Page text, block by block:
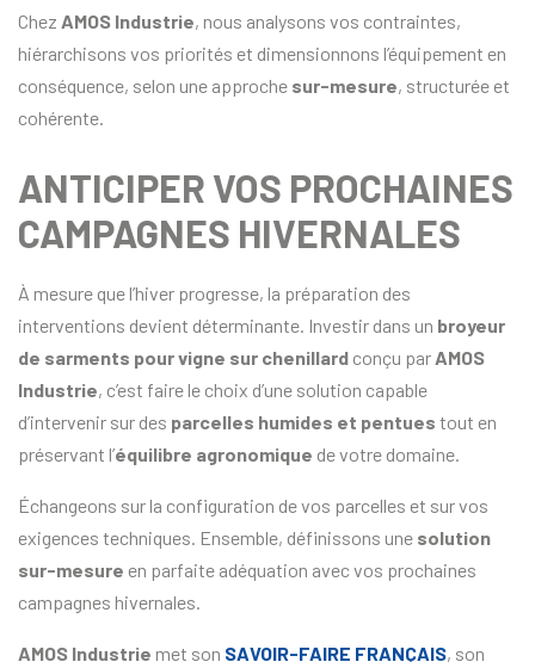
Chez AMOS Industrie, nous analysons vos contraintes,
hiérarchisons vos priorités et dimensionnons l’équipement en
conséquence, selon une approche sur-mesure, structurée et
cohérente.
ANTICIPER VOS PROCHAINES
CAMPAGNES HIVERNALES
À mesure que l’hiver progresse, la préparation des
interventions devient déterminante. Investir dans un broyeur
de sarments pour vigne sur chenillard conçu par AMOS
Industrie, c’est faire le choix d’une solution capable
d’intervenir sur des parcelles humides et pentues tout en
préservant l’équilibre agronomique de votre domaine.
Échangeons sur la configuration de vos parcelles et sur vos
exigences techniques. Ensemble, définissons une solution
sur-mesure en parfaite adéquation avec vos prochaines
campagnes hivernales.
AMOS Industrie met son SAVOIR-FAIRE FRANÇAIS, son